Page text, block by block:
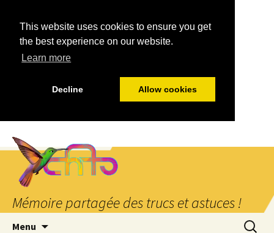
This website uses cookies to ensure you get
the best experience on our website.
Learn more
Decline Allow cookies
Mémoire partagée des trucs et astuces !
Menu